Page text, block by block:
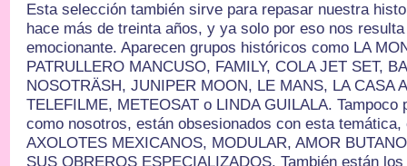
Esta selección también sirve para repasar nuestra
hace más de treinta años, y ya solo por eso nos
emocionante. Aparecen grupos históricos como LA
PATRULLERO MANCUSO, FAMILY, COLA JET SET,
NOSOTRÄSH, JUNIPER MOON, LE MANS, LA CASA
TELEFILME, METEOSAT o LINDA GUILALA.
como nosotros, están obsesionados con esta temática,
AXOLOTES MEXICANOS, MODULAR, AMOR
SUS OBREROS ESPECIALIZADOS. También están